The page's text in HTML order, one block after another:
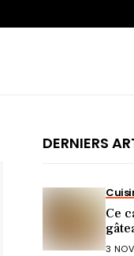
DERNIERS
Ce
3